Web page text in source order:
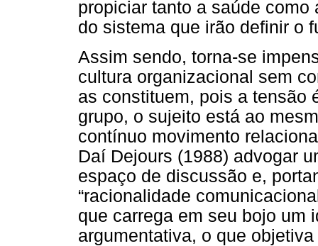
propiciar tanto a saúde
do sistema que irão definir o
Assim sendo, torna-se
cultura organizacional sem
as constituem, pois a tensão
grupo, o sujeito está ao
contínuo movimento
Daí Dejours (1988) advogar
espaço de discussão e,
“racionalidade
que carrega em seu bojo um
argumentativa, o que